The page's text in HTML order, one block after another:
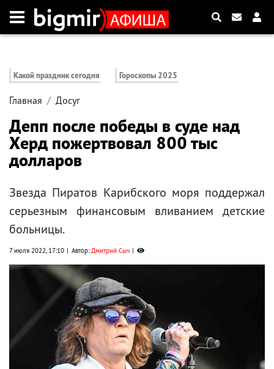
Какой праздник сегодня Гороскопы 2025
Главная Досуг
Депп после победы в суде над
Херд пожертвовал 800 тыс
долларов
Звезда Пиратов Карибского моря поддержал
серьезным финансовым вливанием детские
больницы.
7 июля 2022, 17:10 Автор:Дмитрий Сыч